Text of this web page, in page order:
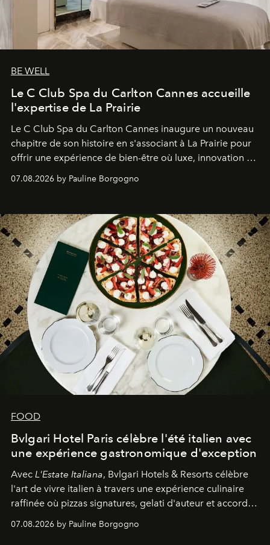
BE WELL
Le C Club Spa du Carlton Cannes accueille
l'expertise de La Prairie
Le C Club Spa du Carlton Cannes inaugure un nouveau
chapitre de son histoire en s'associant à La Prairie pour
offrir une expérience de bien-être où luxe, innovation et
expertise se rencontrent.
07.08.2026 by Pauline Borgogno
FOOD
Bvlgari Hotel Paris célèbre l'été italien avec
une expérience gastronomique d'exception
Avec L'Estate Italiana, Bvlgari Hotels & Resorts célèbre
l'art de vivre italien à travers une expérience culinaire
raffinée où pizzas signatures, gelati d'auteur et accords
d'exception composent un véritable voyage sensoriel.
07.08.2026 by Pauline Borgogno